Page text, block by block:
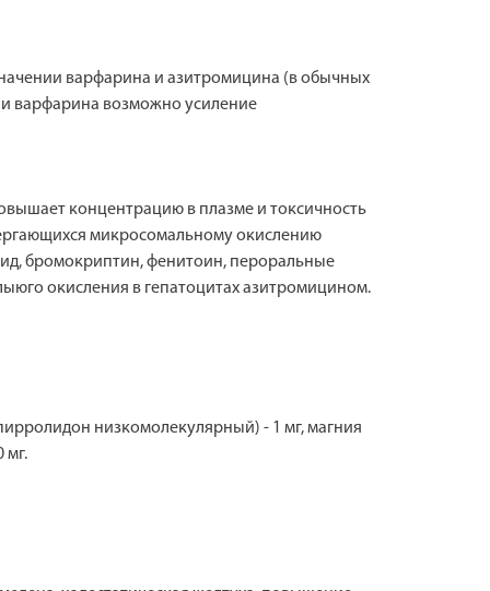
варфарина и азитромицина (в обычных
варфарина возможно усиление
концентрацию в плазме и токсичность
микросомальному окислению
бромокриптин, фенитоин, пероральные
окисления в гепатоцитах азитромицином.
низкомолекулярный) - 1 мг, магния
мг.